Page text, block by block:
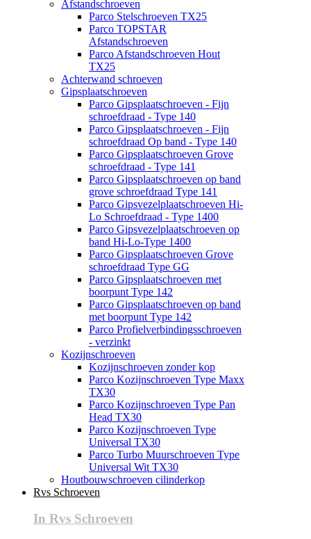
Afstandschroeven
Parco Stelschroeven TX25
Parco TOPSTAR
Afstandschroeven
Parco Afstandschroeven Hout
TX25
Achterwand schroeven
Gipsplaatschroeven
Parco Gipsplaatschroeven - Fijn
schroefdraad - Type 140
Parco Gipsplaatschroeven - Fijn
schroefdraad Op band - Type 140
Parco Gipsplaatschroeven Grove
schroefdraad - Type 141
Parco Gipsplaatschroeven op band
grove schroefdraad Type 141
Parco Gipsvezelplaatschroeven Hi-
Lo Schroefdraad - Type 1400
Parco Gipsvezelplaatschroeven op
band Hi-Lo-Type 1400
Parco Gipsplaatschroeven Grove
schroefdraad Type GG
Parco Gipsplaatschroeven met
boorpunt Type 142
Parco Gipsplaatschroeven op band
met boorpunt Type 142
Parco Profielverbindingsschroeven
- verzinkt
Kozijnschroeven
Kozijnschroeven zonder kop
Parco Kozijnschroeven Type Maxx
TX30
Parco Kozijnschroeven Type Pan
Head TX30
Parco Kozijnschroeven Type
Universal TX30
Parco Turbo Muurschroeven Type
Universal Wit TX30
Houtbouwschroeven cilinderkop
Rvs Schroeven
In Rvs Schroeven